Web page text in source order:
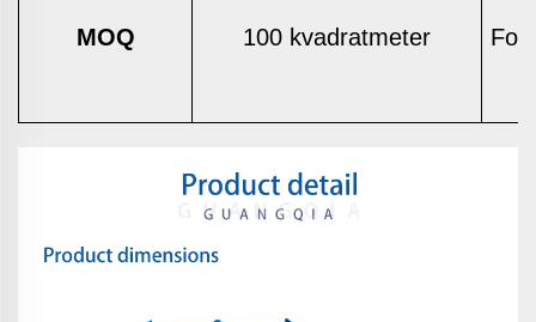
MOQ 100 kvadratmeter